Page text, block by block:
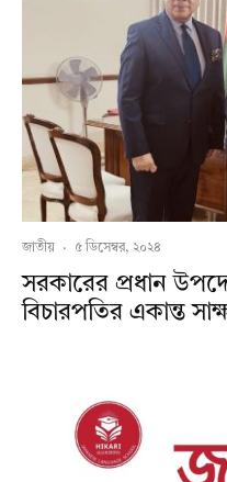
জাতীয় · ৫ ডিসেম্বর, ২০২৪
সরকারের প্রধান
বিচারপতির একান্ত